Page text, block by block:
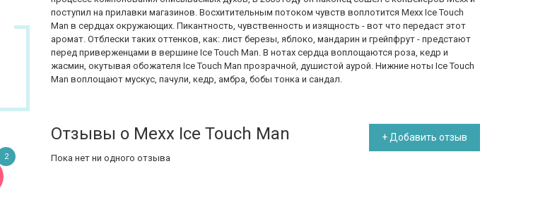
2
поступил на прилавки магазинов. Восхитительным потоком чувств воплотится Mexx Ice Touch
Man в сердцах окружающих. Пикантность, чувственность и изящность - вот что передаст этот
аромат. Отблески таких оттенков, как: лист березы, яблоко, мандарин и грейпфрут - предстают
перед приверженцами в вершине Ice Touch Man. В нотах сердца воплощаются роза, кедр и
жасмин, окутывая обожателя Ice Touch Man прозрачной, душистой аурой. Нижние ноты Ice Touch
Man воплощают мускус, пачули, кедр, амбра, бобы тонка и сандал.
Отзывы о Mexx Ice Touch Man + Добавить отзыв
Пока нет ни одного отзыва